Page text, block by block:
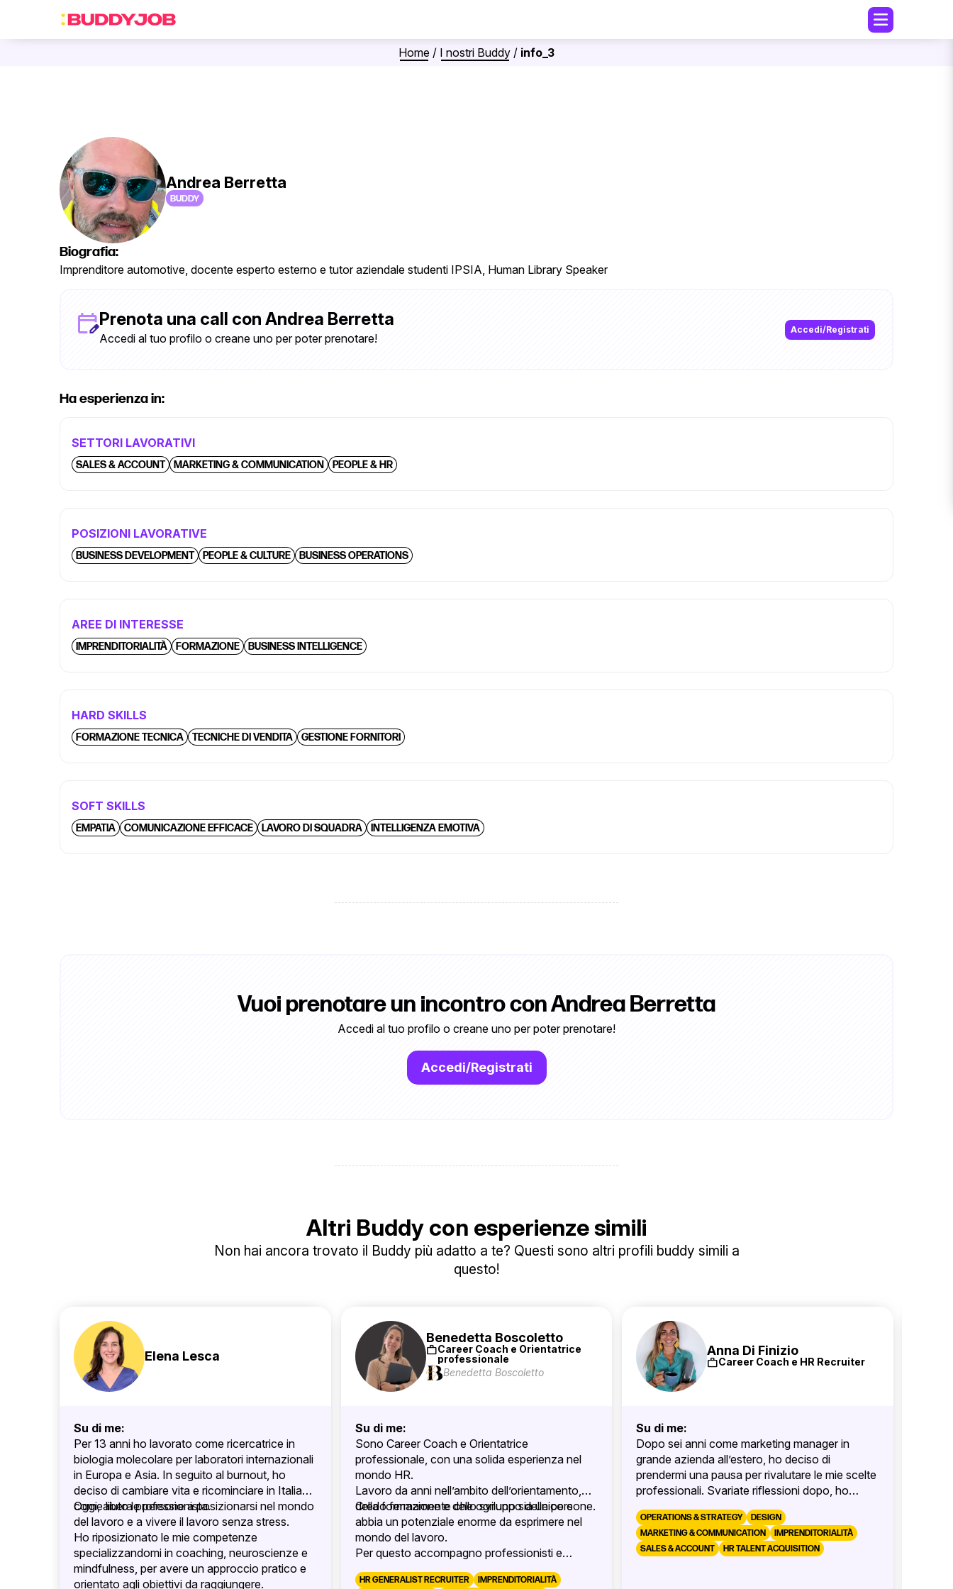
Home / I nostri Buddy / info_3
Andrea Berretta
BUDDY
Biografia:
Imprenditore automotive, docente esperto esterno e tutor aziendale studenti IPSIA, Human Library Speaker
Prenota una call con Andrea Berretta
Accedi al tuo profilo o creane uno per poter prenotare!
Accedi/Registrati
Ha esperienza in:
SETTORI LAVORATIVI
SALES & ACCOUNT MARKETING & COMMUNICATION PEOPLE & HR
POSIZIONI LAVORATIVE
BUSINESS DEVELOPMENT PEOPLE & CULTURE BUSINESS OPERATIONS
AREE DI INTERESSE
IMPRENDITORIALITÀ FORMAZIONE BUSINESS INTELLIGENCE
HARD SKILLS
FORMAZIONE TECNICA TECNICHE DI VENDITA GESTIONE FORNITORI
SOFT SKILLS
EMPATIA COMUNICAZIONE EFFICACE LAVORO DI SQUADRA INTELLIGENZA EMOTIVA
Vuoi prenotare un incontro con Andrea Berretta
Accedi al tuo profilo o creane uno per poter prenotare!
Accedi/Registrati
Altri Buddy con esperienze simili
Non hai ancora trovato il Buddy più adatto a te? Questi sono altri profili buddy simili a
questo!
Elena Lesca
Su di me:
Per 13 anni ho lavorato come ricercatrice in
biologia molecolare per laboratori internazionali
in Europa e Asia. In seguito al burnout, ho
deciso di cambiare vita e ricominciare in Italia
come libera professionista.
Oggi, aiuto le persone a posizionarsi nel mondo
del lavoro e a vivere il lavoro senza stress.
Ho riposizionato le mie competenze
specializzandomi in coaching, neuroscienze e
mindfulness, per avere un approccio pratico e
orientato agli obiettivi da raggiungere.
Benedetta Boscoletto
workCareer Coach e Orientatrice
professionale
Benedetta Boscoletto
Su di me:
Sono Career Coach e Orientatrice
professionale, con una solida esperienza nel
mondo HR.
Lavoro da anni nell’ambito dell’orientamento,
della formazione e dello sviluppo delle persone.
Credo fermamente che ognuno sia unico e
abbia un potenziale enorme da esprimere nel
mondo del lavoro.
Per questo accompagno professionisti e
organizzazioni a fare scelte di carriera
strategiche e sostenibili.
HR GENERALIST RECRUITER
IMPRENDITORIALITÀ
Anna Di Finizio
workCareer Coach e HR Recruiter
Su di me:
Dopo sei anni come marketing manager in
grande azienda all’estero, ho deciso di
prendermi una pausa per rivalutare le mie scelte
professionali. Svariate riflessioni dopo, ho
capito che le persone mi interessano più delle
pubblicità. Ho scelto quindi di tornare a studiare
(coaching prima, risorse umane dopo) per
aiutare e guidare i giovani professionisti in
OPERATIONS & STRATEGY
DESIGN
MARKETING & COMMUNICATION
IMPRENDITORIALITÀ
SALES & ACCOUNT
HR TALENT ACQUISITION